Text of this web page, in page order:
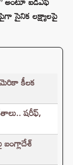
సైనిక లక్ష్యాలపై
కీలక
షరీఫ్,